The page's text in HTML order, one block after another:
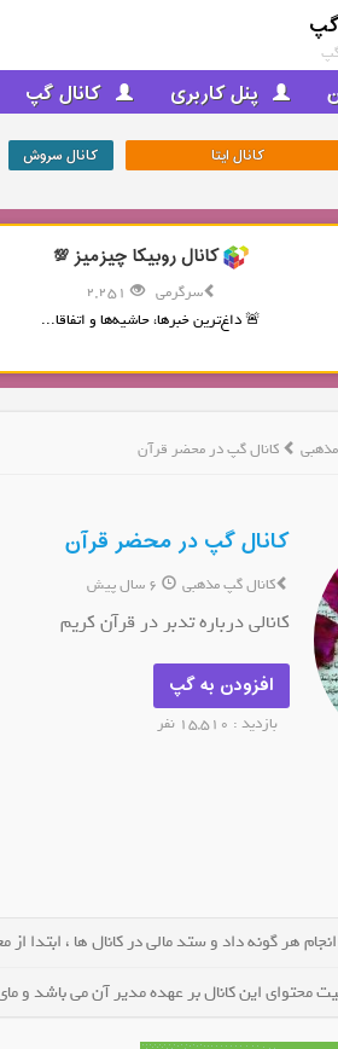
پنل کاربری کانال گپ
کانال ایتا کانال سروش
کانال روبیکا چیزمیز 💯
سرگرمی
🚨 داغ‌ترین خبرها، حاشیه‌ها و اتفاقا...
کانال گپ در محضر قرآن
کانال گپ در محضر قرآن
کانال گپ مذهبی
کانالی درباره تدبر در قرآن کریم
افزودن به گپ
بازدید : 15,510 نفر
هر گونه داد و ستد مالی در کانال ها ، ابتدا
محتوای این کانال بر عهده مدیر آن می باشد و